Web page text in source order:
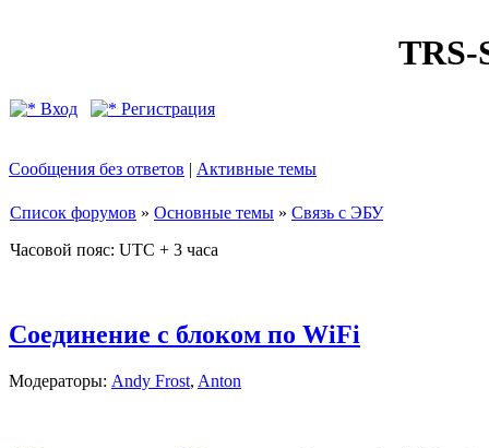
TRS-
Вход Регистрация
Сообщения без ответов | Активные темы
Список форумов » Основные темы » Связь с ЭБУ
Часовой пояс: UTC + 3 часа
Соединение с блоком по WiFi
Модераторы: Andy Frost, Anton